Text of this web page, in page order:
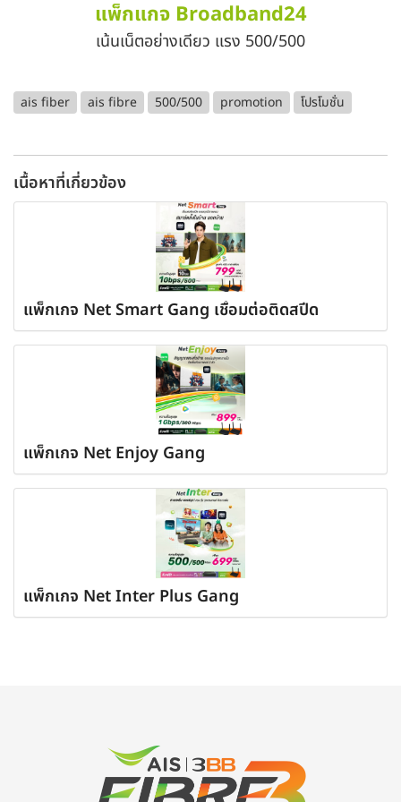
แพ็กแกจ Broadband24
เน้นเน็ตอย่างเดียว แรง 500/500
ais fiber ais fibre 500/500 promotion โปรโมชั่น
เนื้อหาที่เกี่ยวข้อง
แพ็กเกจ Net Smart Gang เชื่อมต่อติดสปีด
แพ็กเกจ Net Enjoy Gang
แพ็กเกจ Net Inter Plus Gang